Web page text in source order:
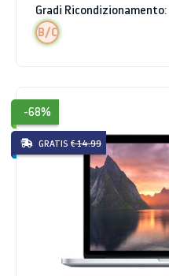
Gradi Ricondizionamento:
B/C
-68%
GRATIS € 14.99